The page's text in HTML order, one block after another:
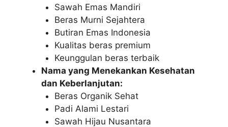
Sawah Emas Mandiri
Beras Murni Sejahtera
Butiran Emas Indonesia
Kualitas beras premium
Keunggulan beras terbaik
Nama yang Menekankan Kesehatan
dan Keberlanjutan:
Beras Organik Sehat
Padi Alami Lestari
Sawah Hijau Nusantara